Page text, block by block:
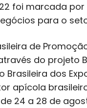
foi marcada
para o
de
do projeto
dos
apícola
de 24 a 28 de